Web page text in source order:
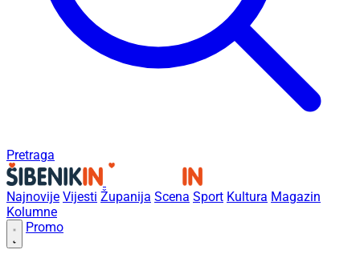
Pretraga
Najnovije Vijesti Županija Scena Sport Kultura Magazin
Kolumne
Promo